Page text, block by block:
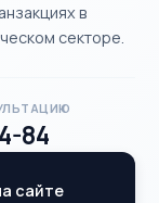
в
секторе.
84
сайте